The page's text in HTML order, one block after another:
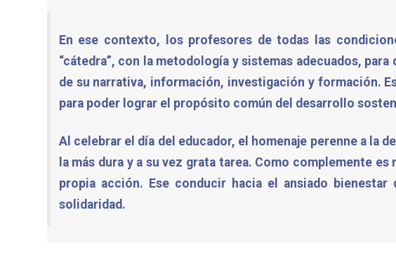
En ese contexto, los profesores de todas las
“cátedra”, con la metodología y sistemas adecuados,
de su narrativa, información, investigación y formación.
para poder lograr el propósito común del desarrollo
Al celebrar el día del educador, el homenaje perenne a la
la más dura y a su vez grata tarea. Como complemente
propia acción. Ese conducir hacia el ansiado
solidaridad.